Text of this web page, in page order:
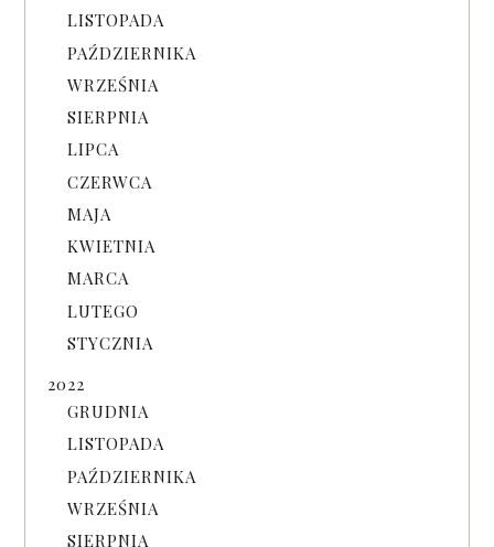
LISTOPADA
PAŹDZIERNIKA
WRZEŚNIA
SIERPNIA
LIPCA
CZERWCA
MAJA
KWIETNIA
MARCA
LUTEGO
STYCZNIA
2022
GRUDNIA
LISTOPADA
PAŹDZIERNIKA
WRZEŚNIA
SIERPNIA